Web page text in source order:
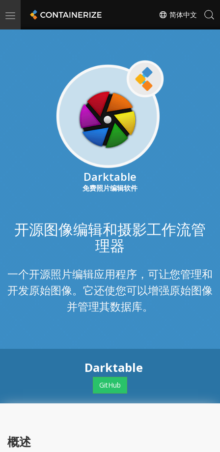
Toggle
简体中文
Darktable
免费照片编辑软件
开源图像编辑和摄影工作流管
理器
一个开源照片编辑应用程序，可让您管理和
开发原始图像。它还使您可以增强原始图像
并管理其数据库。
Darktable
GitHub
概述